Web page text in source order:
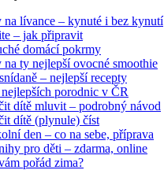
na lívance – kynuté i bez kynutí
– jak připravit
domácí pokrmy
na ty nejlepší ovocné smoothie
– nejlepší recepty
porodnic v ČR
dítě mluvit – podrobný návod
dítě (plynule) číst
den – co na sebe, příprava
pro děti – zdarma, online
pořád zima?